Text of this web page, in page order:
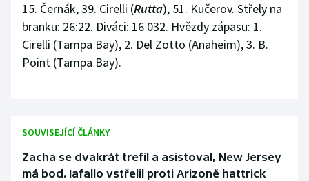
15. Černák, 39. Cirelli (Rutta), 51. Kučerov. Střely na
branku: 26:22. Diváci: 16 032. Hvězdy zápasu: 1.
Cirelli (Tampa Bay), 2. Del Zotto (Anaheim), 3. B.
Point (Tampa Bay).
SOUVISEJÍCÍ ČLÁNKY
Zacha se dvakrát trefil a asistoval, New Jersey
má bod. Iafallo vstřelil proti Arizoně hattrick